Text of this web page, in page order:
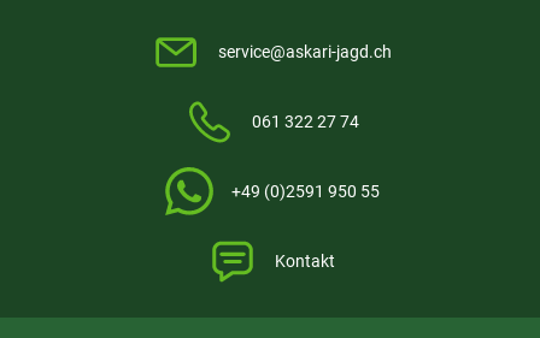
service@askari-jagd.ch
061 322 27 74
+49 (0)2591 950 55
Kontakt